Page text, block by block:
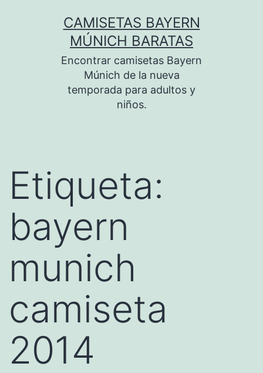
CAMISETAS BAYERN
MÚNICH BARATAS
Encontrar camisetas Bayern
Múnich de la nueva
temporada para adultos y
niños.
Etiqueta:
bayern
munich
camiseta
2014